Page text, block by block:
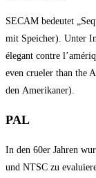
SECAM bedeutet
mit Speicher). Unter
élegant contre
even crueler than the
den Amerikaner).
PAL
In den 60er Jahren
und NTSC zu